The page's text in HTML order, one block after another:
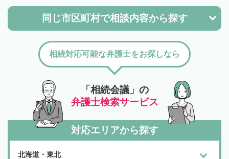
同じ市区町村で相談内容から探す
「相続会議」の
弁護士検索サービス
相続対応可能な弁護士をお探しなら
対応エリアから探す
北海道・東北